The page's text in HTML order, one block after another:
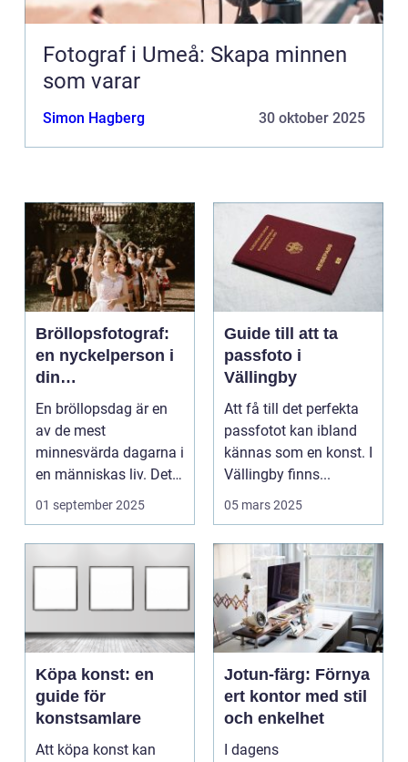
Fotograf i Umeå: Skapa minnen
som varar
Simon Hagberg 30 oktober 2025
Bröllopsfotograf:
en nyckelperson i
din
bröllopsberättelse
En bröllopsdag är en
av de mest
minnesvärda dagarna i
en människas liv. Det
&aum...
01 september 2025
Guide till att ta
passfoto i
Vällingby
Att få till det perfekta
passfotot kan ibland
kännas som en konst. I
Vällingby finns...
05 mars 2025
Köpa konst: en
guide för
konstsamlare
Att köpa konst kan
Jotun-färg: Förnya
ert kontor med stil
och enkelhet
I dagens